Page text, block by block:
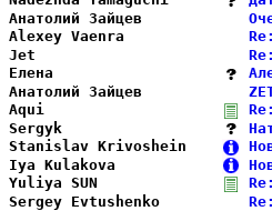
Анатолий Зайцев
Alexey Vaenra
Jet
Елена
Анатолий Зайцев
Aqui
Sergyk
Stanislav Krivoshein
Iya Kulakova
Yuliya SUN
Sergey Evtushenko